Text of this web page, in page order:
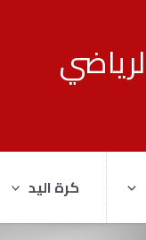
كرة اليد